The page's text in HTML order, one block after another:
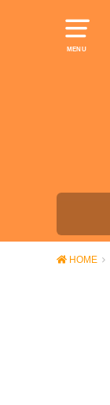
MENU
HOME